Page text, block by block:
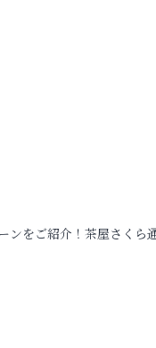
ンをご紹介！茶屋さくら